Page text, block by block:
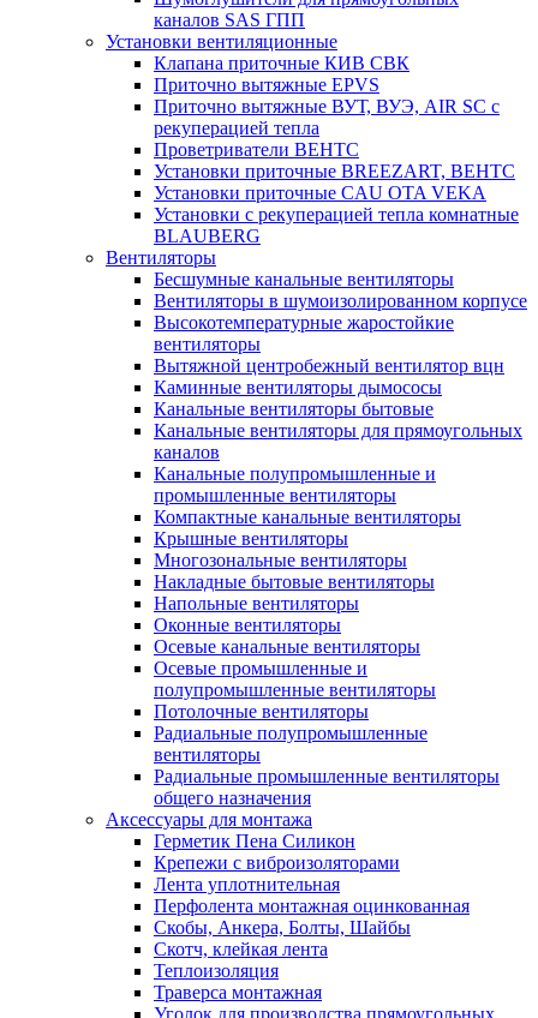
каналов SAS ГПП
Установки вентиляционные
Клапана приточные КИВ СВК
Приточно вытяжные EPVS
Приточно вытяжные ВУТ, ВУЭ, AIR SC с
рекуперацией тепла
Проветриватели ВЕНТС
Установки приточные BREEZART, ВЕНТС
Установки приточные CAU OTA VEKA
Установки с рекуперацией тепла комнатные
BLAUBERG
Вентиляторы
Бесшумные канальные вентиляторы
Вентиляторы в шумоизолированном корпусе
Высокотемпературные жаростойкие
вентиляторы
Вытяжной центробежный вентилятор вцн
Каминные вентиляторы дымососы
Канальные вентиляторы бытовые
Канальные вентиляторы для прямоугольных
каналов
Канальные полупромышленные и
промышленные вентиляторы
Компактные канальные вентиляторы
Крышные вентиляторы
Многозональные вентиляторы
Накладные бытовые вентиляторы
Напольные вентиляторы
Оконные вентиляторы
Осевые канальные вентиляторы
Осевые промышленные и
полупромышленные вентиляторы
Потолочные вентиляторы
Радиальные полупромышленные
вентиляторы
Радиальные промышленные вентиляторы
общего назначения
Аксессуары для монтажа
Герметик Пена Силикон
Крепежи с виброизоляторами
Лента уплотнительная
Перфолента монтажная оцинкованная
Скобы, Анкера, Болты, Шайбы
Скотч, клейкая лента
Теплоизоляция
Траверса монтажная
Уголок для производства прямоугольных